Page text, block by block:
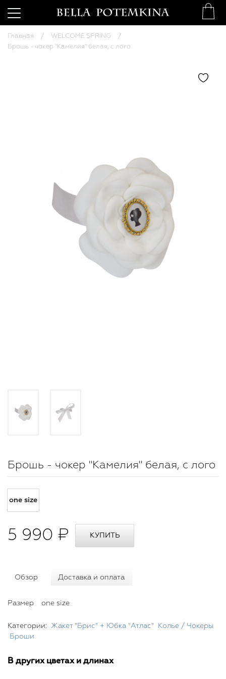
Главная
WELCOME SPRING
Брошь - чокер "Камелия" белая, с лого
Брошь - чокер "Камелия" белая, с лого
one size
5 990 ₽
Обзор Доставка и оплата
Размер one size
Категории: Жакет "Брис" + Юбка "Атлас"
Колье / Чокеры
Броши
В других цветах и длинах